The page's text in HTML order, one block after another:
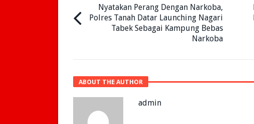
Nyatakan Perang Dengan Narkoba,
Polres Tanah Datar Launching Nagari
Tabek Sebagai Kampung Bebas
Narkoba
ABOUT THE AUTHOR
admin